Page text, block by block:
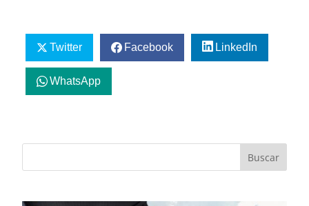
Twitter Facebook LinkedIn
WhatsApp